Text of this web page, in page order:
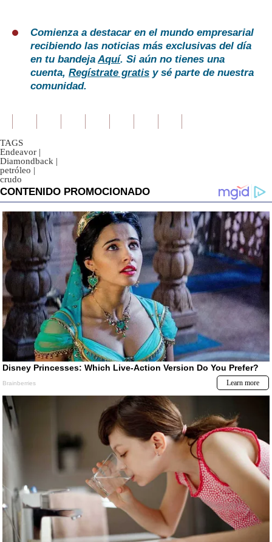
Comienza a destacar en el mundo empresarial
recibiendo las noticias más exclusivas del día
en tu bandejaAquí. Si aún no tienes una
cuenta, Regístrate gratis y sé parte de nuestra
comunidad.
TAGS
Endeavor |
Diamondback |
petróleo |
crudo